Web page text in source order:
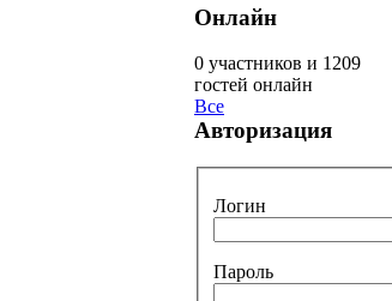
Онлайн
0 участников и 1209
гостей онлайн
Все
Авторизация
Логин
Пароль